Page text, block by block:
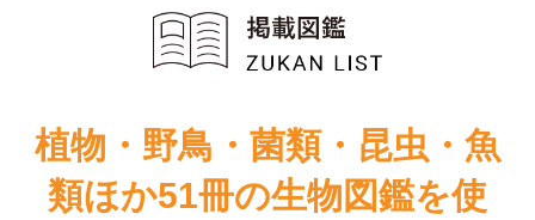
類ほか51冊の生物図鑑を使
い放題
［改訂新版］図 神奈川県植物誌